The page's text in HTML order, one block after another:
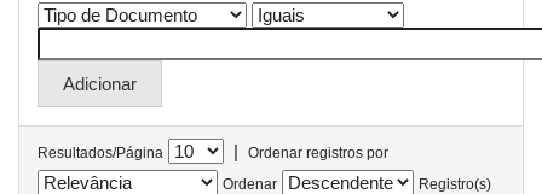
Resultados/Página |
Ordenar registros por
Ordenar
Registro(s)